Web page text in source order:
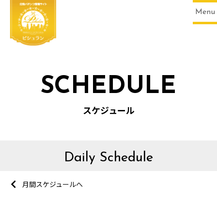
Menu
SCHEDULE
スケジュール
Daily Schedule
月間スケジュールへ